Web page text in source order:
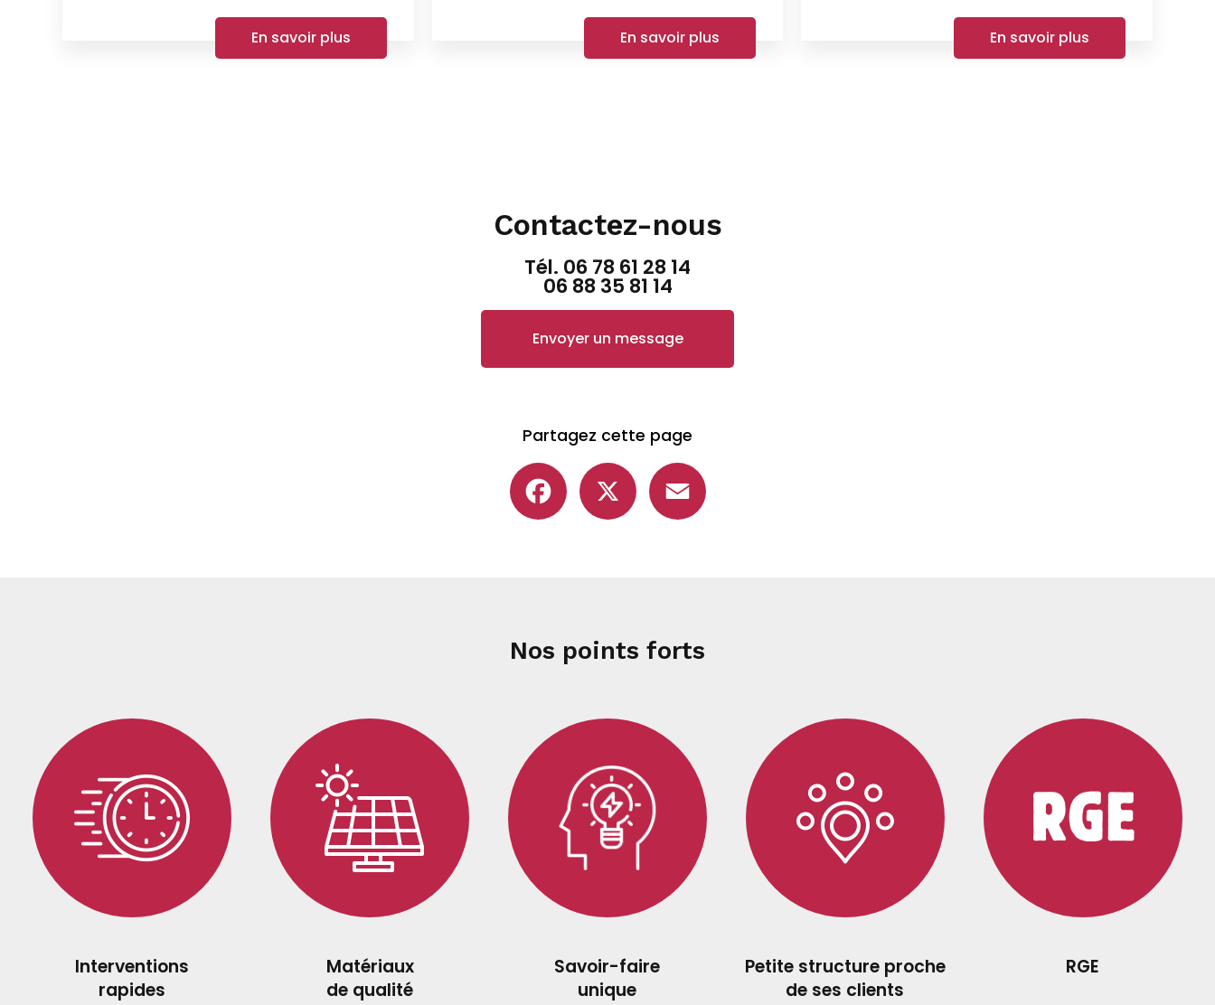
En savoir plus En savoir plus En savoir plus
Contactez-nous
Tél. 06 78 61 28 14
06 88 35 81 14
Envoyer un message
Partagez cette page
Facebook
Nos points forts
Interventions
rapides
Matériaux
de qualité
Savoir-faire
unique
Petite structure proche
de ses clients
RGE